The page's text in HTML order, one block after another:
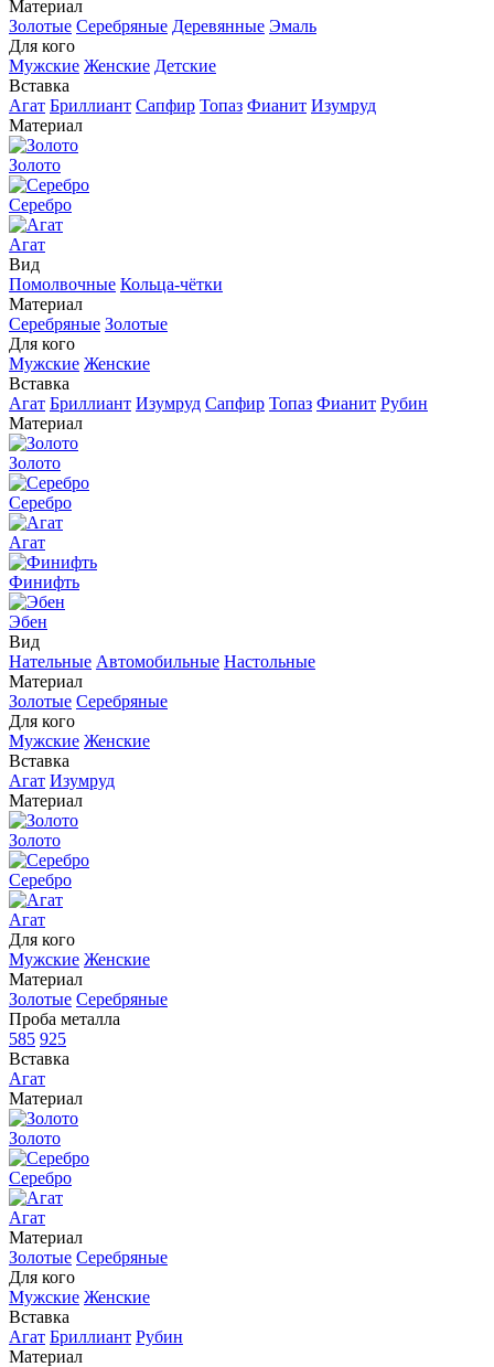
Материал
Золотые Серебряные Деревянные Эмаль
Для кого
Мужские Женские Детские
Вставка
Агат Бриллиант Сапфир Топаз Фианит Изумруд
Материал
Золото
Серебро
Агат
Вид
Помолвочные Кольца-чётки
Материал
Серебряные Золотые
Для кого
Мужские Женские
Вставка
Агат Бриллиант Изумруд Сапфир Топаз Фианит Рубин
Материал
Золото
Серебро
Агат
Финифть
Эбен
Вид
Нательные Автомобильные Настольные
Материал
Золотые Серебряные
Для кого
Мужские Женские
Вставка
Агат Изумруд
Материал
Золото
Серебро
Агат
Для кого
Мужские Женские
Материал
Золотые Серебряные
Проба металла
585 925
Вставка
Агат
Материал
Золото
Серебро
Агат
Материал
Золотые Серебряные
Для кого
Мужские Женские
Вставка
Агат Бриллиант Рубин
Материал